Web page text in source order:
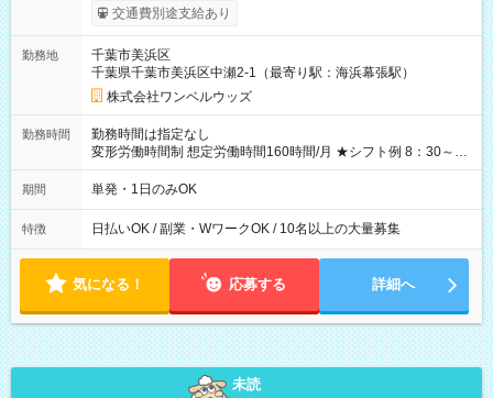
給！ ※往復500円以内の方は自己負担となります ★日払いOK！
（規定あり） ┗働いたその日に現金GET♪ お仕事後はコンビニ
なし
交通費別途支給あり
勤務地
千葉市美浜区
千葉県千葉市美浜区中瀬2-1（最寄り駅：海浜幕張駅）
株式会社ワンベルウッズ
勤務時間
勤務時間は指定なし
変形労働時間制 想定労働時間160時間/月 ★シフト例 8：30～
19：00
期間 単発・1日のみOK
特徴 日払いOK / 副業・WワークOK / 10名以上の大量募集
気になる！ 応募する 詳細へ
未読